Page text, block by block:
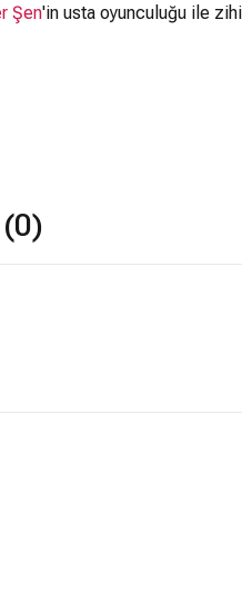
Şen'in usta oyunculuğu ile